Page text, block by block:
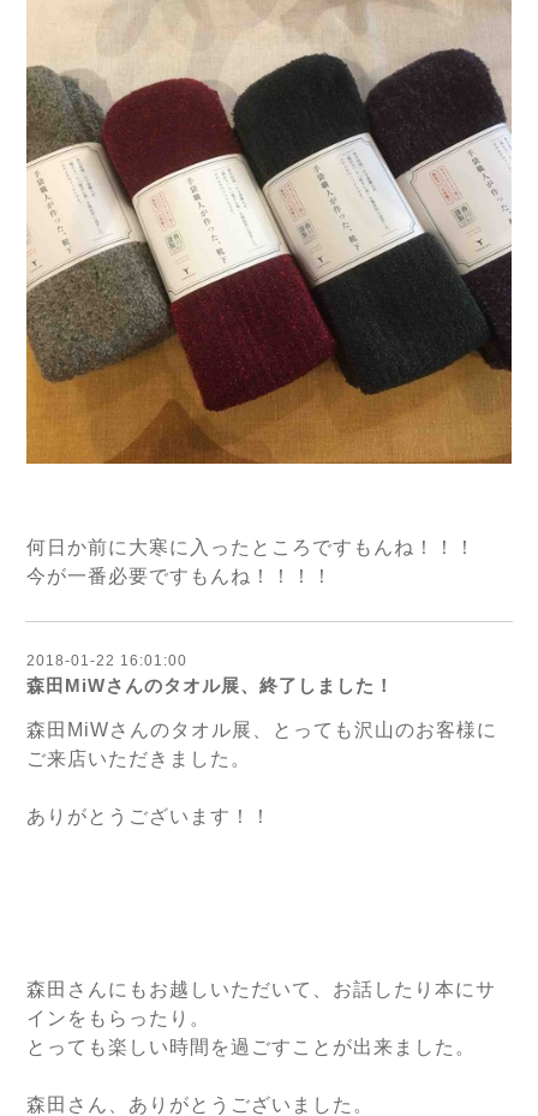
何日か前に大寒に入ったところですもんね！！！
今が一番必要ですもんね！！！！
2018-01-22 16:01:00
森田MiWさんのタオル展、終了しました！
森田MiWさんのタオル展、とっても沢山のお客様に
ご来店いただきました。
ありがとうございます！！
森田さんにもお越しいただいて、お話したり本にサ
インをもらったり。
とっても楽しい時間を過ごすことが出来ました。
森田さん、ありがとうございました。